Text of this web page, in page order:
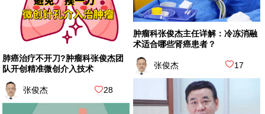
肺癌治疗不开刀?肿瘤科张俊杰团
队开创精准微创介入技术
张俊杰 28
肿瘤科张俊杰主任详解：冷冻消融
术适合哪些肾癌患者？
张俊杰 17